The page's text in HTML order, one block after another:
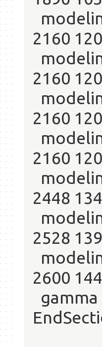
2160
2160
2160
2160
2448
2528
2600
gamma